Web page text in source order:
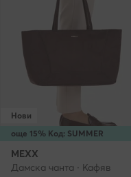
още 15% Код: SUMMER
Нови
MEXX
Дамска чанта · Кафяв